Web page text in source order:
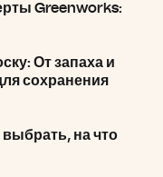
Greenworks:
От запаха и
сохранения
на что